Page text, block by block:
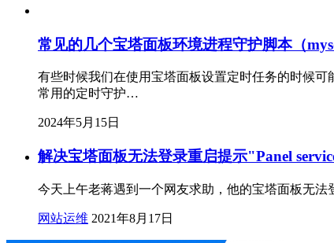
常见的几个宝塔面板环境进程守护脚本（
有些时候我们在使用宝塔面板设置定时任务的时候
常用的定时守护…
2024年5月15日
解决宝塔面板无法登录重启提示"Panel
今天上午老蒋遇到一个网友求助，他的宝塔面板无法
网站运维 2021年8月17日